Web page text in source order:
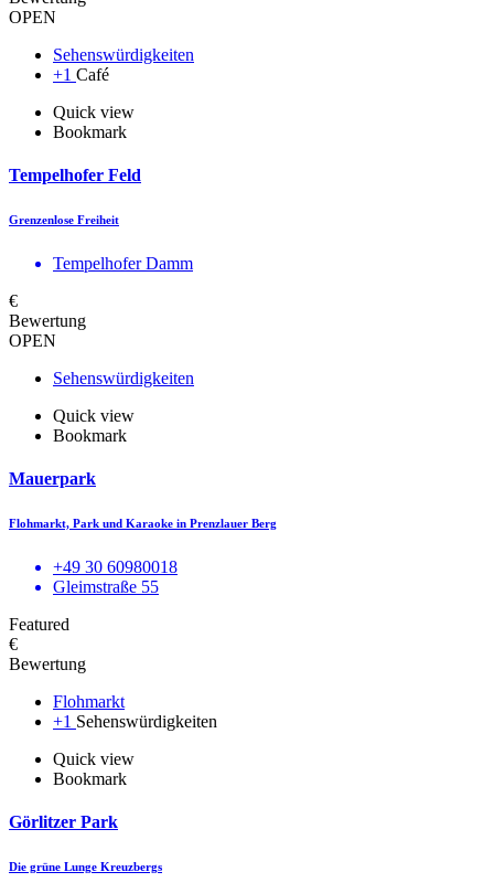
OPEN
Sehenswürdigkeiten
+1 Café
Quick view
Bookmark
Tempelhofer Feld
Grenzenlose Freiheit
Tempelhofer Damm
€
Bewertung
OPEN
Sehenswürdigkeiten
Quick view
Bookmark
Mauerpark
Flohmarkt, Park und Karaoke in Prenzlauer Berg
+49 30 60980018
Gleimstraße 55
Featured
€
Bewertung
Flohmarkt
+1 Sehenswürdigkeiten
Quick view
Bookmark
Görlitzer Park
Die grüne Lunge Kreuzbergs